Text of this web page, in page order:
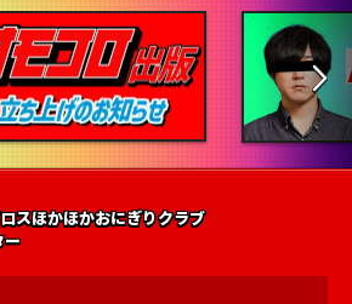
スほかほかおにぎりクラブ
ー